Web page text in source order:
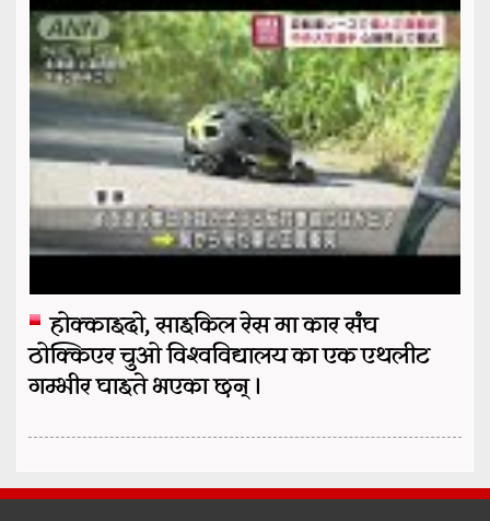
होक्काइदो, साइकिल रेस मा कार संघ
ठोक्किएर चुओ विश्वविद्यालय का एक एथलीट
गम्भीर घाइते भएका छन् ।